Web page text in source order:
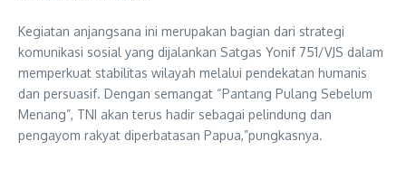
Kegiatan anjangsana ini merupakan bagian dari strategi
komunikasi sosial yang dijalankan Satgas Yonif 751/VJS dalam
memperkuat stabilitas wilayah melalui pendekatan humanis
dan persuasif. Dengan semangat “Pantang Pulang Sebelum
Menang”, TNI akan terus hadir sebagai pelindung dan
pengayom rakyat diperbatasan Papua,”pungkasnya.